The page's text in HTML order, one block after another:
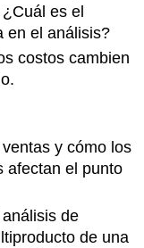
es el
en el análisis?
costos cambien
y cómo los
afectan el punto
de
de una